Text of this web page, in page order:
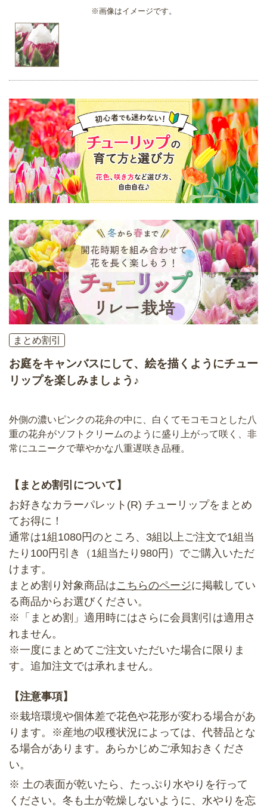
※画像はイメージです。
まとめ割引
お庭をキャンバスにして、絵を描くようにチュー
リップを楽しみましょう♪
外側の濃いピンクの花弁の中に、白くてモコモコとした八
重の花弁がソフトクリームのように盛り上がって咲く、非
常にユニークで華やかな八重遅咲き品種。
【まとめ割引について】
お好きなカラーパレット(R) チューリップをまとめ
てお得に！
通常は1組1080円のところ、3組以上ご注文で1組当
たり100円引き（1組当たり980円）でご購入いただ
けます。
まとめ割り対象商品はこちらのページに掲載してい
る商品からお選びください。
※「まとめ割」適用時にはさらに会員割引は適用さ
れません。
※一度にまとめてご注文いただいた場合に限りま
す。追加注文では承れません。
【注意事項】
※栽培環境や個体差で花色や花形が変わる場合があ
ります。※産地の収穫状況によっては、代替品とな
る場合があります。あらかじめご承知おきくださ
い。
※ 土の表面が乾いたら、たっぷり水やりを行って
ください。冬も土が乾燥しないように、水やりを忘